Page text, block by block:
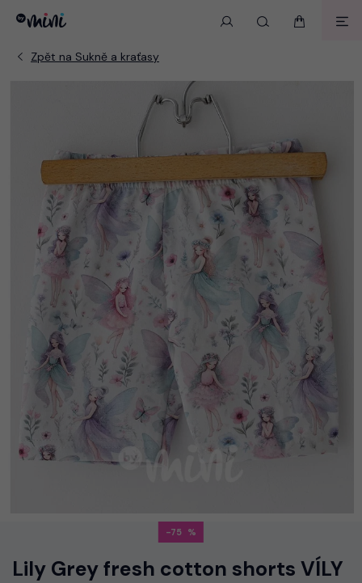
-75
Lily Grey fresh cotton shorts VÍLY